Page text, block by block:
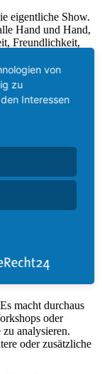
eigentliche Show.
Hand und Hand,
Freundlichkeit,
Verlassen einer
unvorsichtiges
zerstört. Dreckige
oder
Tag können einen
sollte auch
damit man
dass dieser
sehr wichtig.
kann man
um so zu
macht durchaus
oder
analysieren.
oder zusätzliche
von
zu
Interessen